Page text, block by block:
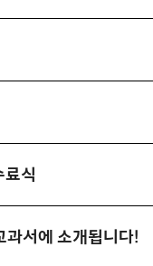
료식
과서에 소개됩니다!